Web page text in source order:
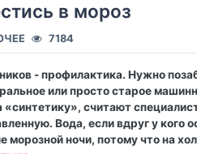
в мороз
7184
- профилактика. Нужно
или просто старое
«синтетику», считают
Вода, если вдруг у
морозной ночи, потому что на